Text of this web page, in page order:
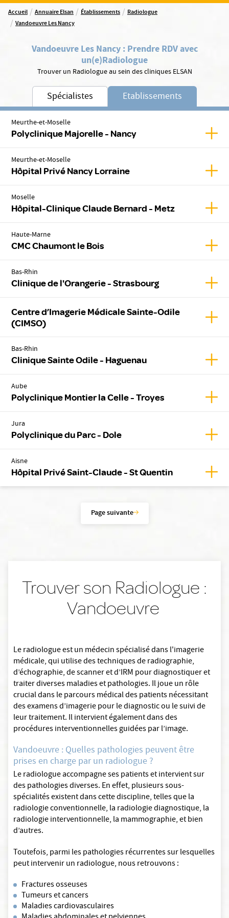
Accueil / Annuaire Elsan / Établissements / Radiologue
/ Vandoeuvre Les Nancy
Vandoeuvre Les Nancy: Prendre RDV avec
un(e)Radiologue
Trouver un Radiologue au sein des cliniques ELSAN
Spécialistes Etablissements
Meurthe-et-Moselle
Polyclinique Majorelle - Nancy
Meurthe-et-Moselle
Hôpital Privé Nancy Lorraine
Moselle
Hôpital-Clinique Claude Bernard - Metz
Haute-Marne
CMC Chaumont le Bois
Bas-Rhin
Clinique de l'Orangerie - Strasbourg
Centre d’Imagerie Médicale Sainte-Odile
(CIMSO)
Bas-Rhin
Clinique Sainte Odile - Haguenau
Aube
Polyclinique Montier la Celle - Troyes
Jura
Polyclinique du Parc - Dole
Aisne
Hôpital Privé Saint-Claude - St Quentin
Page suivante
Trouver son Radiologue :
Vandoeuvre
Le radiologue est un médecin spécialisé dans l'imagerie
médicale, qui utilise des techniques de radiographie,
d’échographie, de scanner et d’IRM pour diagnostiquer et
traiter diverses maladies et pathologies. Il joue un rôle
crucial dans le parcours médical des patients nécessitant
des examens d’imagerie pour le diagnostic ou le suivi de
leur traitement. Il intervient également dans des
procédures interventionnelles guidées par l’image.
Vandoeuvre : Quelles pathologies peuvent être
prises en charge par un radiologue ?
Le radiologue accompagne ses patients et intervient sur
des pathologies diverses. En effet, plusieurs sous-
spécialités existent dans cette discipline, telles que la
radiologie conventionnelle, la radiologie diagnostique, la
radiologie interventionnelle, la mammographie, et bien
d’autres.
Toutefois, parmi les pathologies récurrentes sur lesquelles
peut intervenir un radiologue, nous retrouvons :
Fractures osseuses
Tumeurs et cancers
Maladies cardiovasculaires